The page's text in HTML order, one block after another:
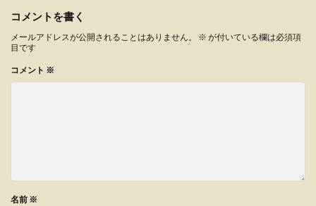
コメントを書く
メールアドレスが公開されることはありません。 ※ が付いている欄は必須項
目です
コメント ※
名前 ※